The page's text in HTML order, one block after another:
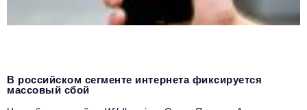
В российском сегменте интернета фиксируется
массовый сбой